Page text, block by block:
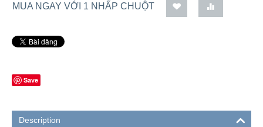
MUA NGAY VỚI 1 NHẤP CHUỘT
Save
Description